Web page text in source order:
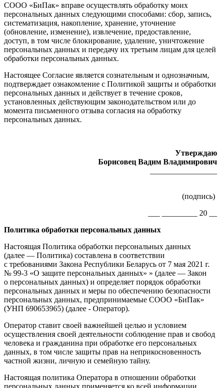
СООО «БиПак» вправе осуществлять обработку моих
персональных данных следующими способами: сбор, запись,
систематизация, накопление, хранение, уточнение
(обновление, изменение), извлечение, предоставление,
доступ, в том числе блокирование, удаление, уничтожение
персональных данных и передачу их третьим лицам для целей
обработки персональных данных.
Настоящее Согласие является сознательным и однозначным,
подтверждает ознакомление с Политикой защиты и обработки
персональных данных и действует в течение сроков,
установленных действующим законодательством или до
момента письменного отзыва согласия на обработку
персональных данных.
Утверждаю
Борисовец Вадим Владимирович
(подпись)
___ _________ 20 __
Политика обработки персональных данных
Настоящая Политика обработки персональных данных
(далее — Политика) составлена в соответствии
с требованиями Закона Республики Беларусь от 7 мая 2021 г.
№ 99-3 «О защите персональных данных» » (далее — Закон
о персональных данных) и определяет порядок обработки
персональных данных и меры по обеспечению безопасности
персональных данных, предпринимаемые СООО «БиПак»
(УНП 690653965) (далее - Оператор).
Оператор ставит своей важнейшей целью и условием
осуществления своей деятельности соблюдение прав и свобод
человека и гражданина при обработке его персональных
данных, в том числе защиты прав на неприкосновенность
частной жизни, личную и семейную тайну.
Настоящая политика Оператора в отношении обработки
персональных данных применяется ко всей информации,